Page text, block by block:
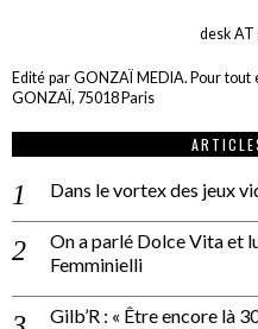
desk AT
Edité par GONZAÏ MEDIA. Pour tout
GONZAÏ, 75018 Paris
Dans le vortex des jeux
On a parlé Dolce Vita et
Femminielli
Gilb’R : « Être encore là